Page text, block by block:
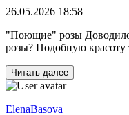
26.05.2026 18:58
"Поющие" розы
розы? Подобную красоту
Читать далее
ElenaBasova